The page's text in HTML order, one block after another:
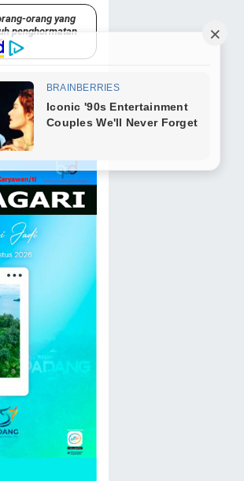
orang yang
penghormatan
PARIWARA